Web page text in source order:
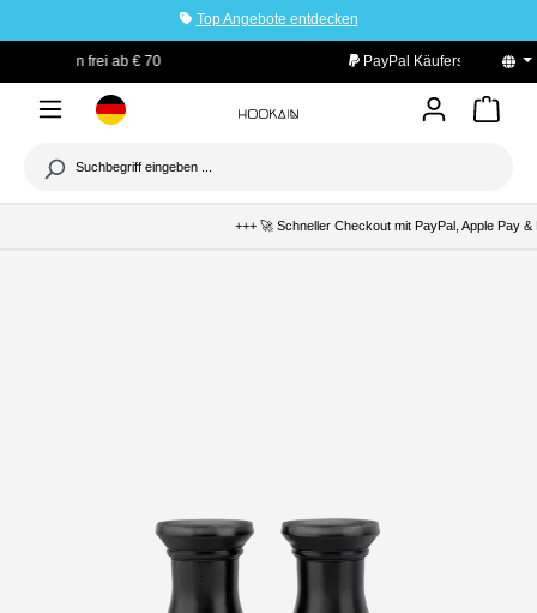
Top Angebote entdecken
PayPal Käuferschutz
+++ 🚀 Schneller Checkout mit PayPal, Apple Pay